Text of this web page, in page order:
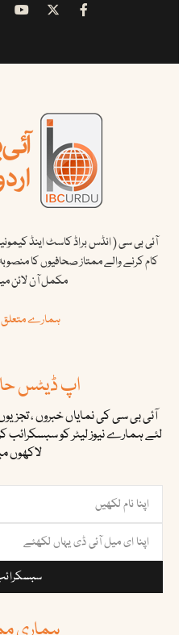
آئی بی سی ( انڈس براڈ کاسٹ اینڈ
کام کرنے والے ممتاز صحافیوں کا
مکمل آن لائن
ہمارے متعلق
اپ ڈیٹس
آئی بی سی کی نمایاں خبروں ،
لئے ہمارے نیوز لیٹر کو سبسکرائب
لاکھوں